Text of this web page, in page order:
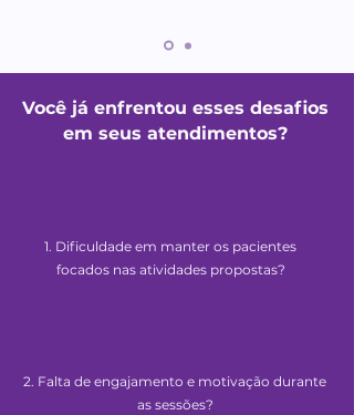
Você já enfrentou esses desafios
em seus atendimentos?
1. Dificuldade em manter os pacientes
focados nas atividades propostas?
2. Falta de engajamento e motivação durante
as sessões?